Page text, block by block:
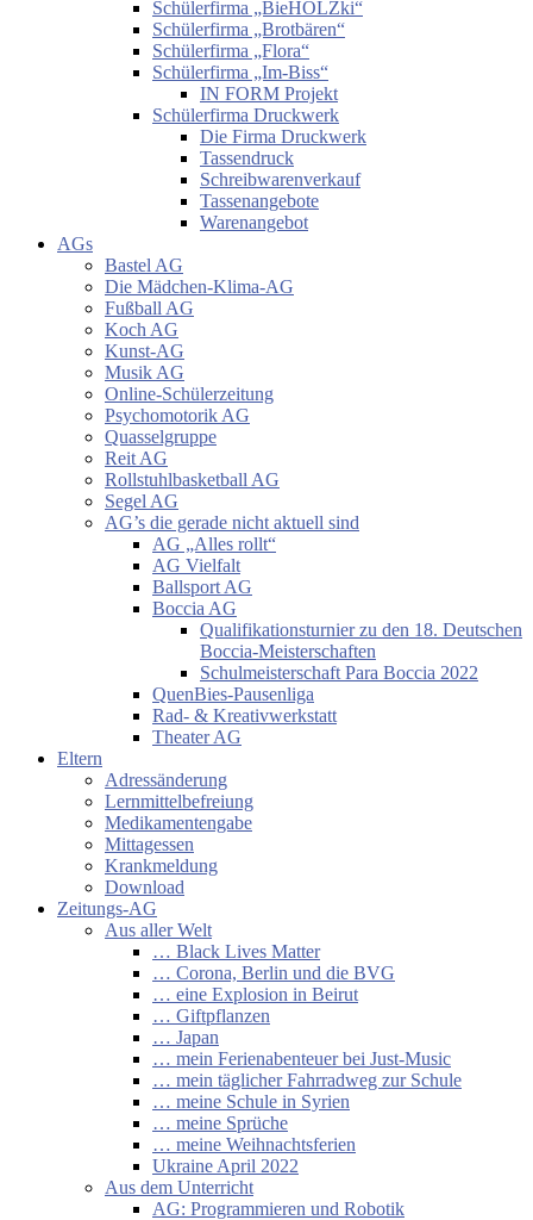
Schülerfirma „BieHOLZki“
Schülerfirma „Brotbären“
Schülerfirma „Flora“
Schülerfirma „Im-Biss“
IN FORM Projekt
Schülerfirma Druckwerk
Die Firma Druckwerk
Tassendruck
Schreibwarenverkauf
Tassenangebote
Warenangebot
AGs
Bastel AG
Die Mädchen-Klima-AG
Fußball AG
Koch AG
Kunst-AG
Musik AG
Online-Schülerzeitung
Psychomotorik AG
Quasselgruppe
Reit AG
Rollstuhlbasketball AG
Segel AG
AG’s die gerade nicht aktuell sind
AG „Alles rollt“
AG Vielfalt
Ballsport AG
Boccia AG
Qualifikationsturnier zu den 18. Deutschen
Boccia-Meisterschaften
Schulmeisterschaft Para Boccia 2022
QuenBies-Pausenliga
Rad- & Kreativwerkstatt
Theater AG
Eltern
Adressänderung
Lernmittelbefreiung
Medikamentengabe
Mittagessen
Krankmeldung
Download
Zeitungs-AG
Aus aller Welt
… Black Lives Matter
… Corona, Berlin und die BVG
… eine Explosion in Beirut
… Giftpflanzen
… Japan
… mein Ferienabenteuer bei Just-Music
… mein täglicher Fahrradweg zur Schule
… meine Schule in Syrien
… meine Sprüche
… meine Weihnachtsferien
Ukraine April 2022
Aus dem Unterricht
AG: Programmieren und Robotik